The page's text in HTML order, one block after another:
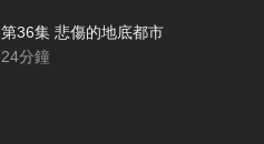
第36集 悲傷的地底都市
24分鐘